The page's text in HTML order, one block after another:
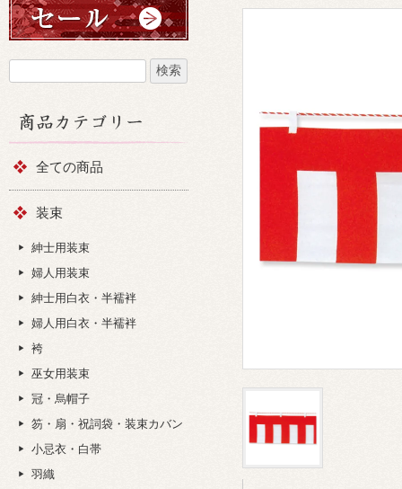
全ての商品
装束
紳士用装束
婦人用装束
紳士用白衣・半襦袢
婦人用白衣・半襦袢
袴
巫女用装束
冠・烏帽子
笏・扇・祝詞袋・装束カバン
小忌衣・白帯
羽織